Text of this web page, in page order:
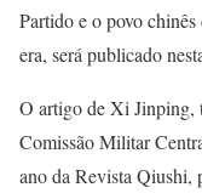
Partido e o povo chinês
era, será publicado
O artigo de Xi Jinping,
Comissão Militar
ano da Revista Qiushi,